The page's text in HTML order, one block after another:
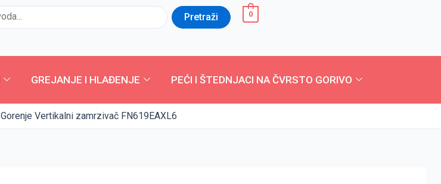
Pretraži 0
GREJANJE I HLAĐENJE PEĆI I ŠTEDNJACI NA ČVRSTO GORIVO
Gorenje Vertikalni zamrzivač FN619EAXL6